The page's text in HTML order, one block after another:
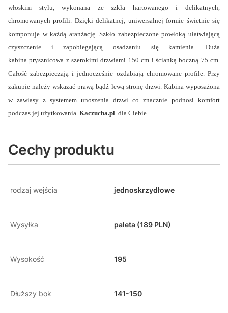
włoskim stylu, wykonana ze szkła hartowanego i delikatnych,
chromowanych profili. Dzięki delikatnej, uniwersalnej formie świetnie się
komponuje w każdą aranżację. Szkło zabezpieczone powłoką ułatwiającą
czyszczenie i zapobiegającą osadzaniu się kamienia. Duża
kabina prysznicowa z szerokimi drzwiami 150 cm i ścianką boczną 75 cm.
Całość zabezpieczają i jednocześnie ozdabiają chromowane profile. Przy
zakupie należy wskazać prawą bądź lewą stronę drzwi. Kabina wyposażona
w zawiasy z systemem unoszenia drzwi co znacznie podnosi komfort
podczas jej użytkowania. Kaczucha.pl dla Ciebie ...
Cechy produktu
rodzaj wejścia jednoskrzydłowe
Wysyłka paleta (189 PLN)
Wysokość 195
Dłuższy bok 141-150